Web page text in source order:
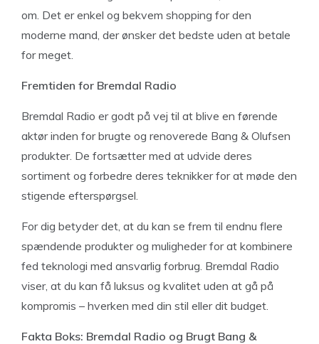
om. Det er enkel og bekvem shopping for den
moderne mand, der ønsker det bedste uden at betale
for meget.
Fremtiden for Bremdal Radio
Bremdal Radio er godt på vej til at blive en førende
aktør inden for brugte og renoverede Bang & Olufsen
produkter. De fortsætter med at udvide deres
sortiment og forbedre deres teknikker for at møde den
stigende efterspørgsel.
For dig betyder det, at du kan se frem til endnu flere
spændende produkter og muligheder for at kombinere
fed teknologi med ansvarlig forbrug. Bremdal Radio
viser, at du kan få luksus og kvalitet uden at gå på
kompromis – hverken med din stil eller dit budget.
Fakta Boks: Bremdal Radio og Brugt Bang &